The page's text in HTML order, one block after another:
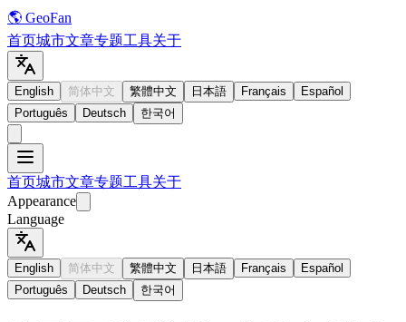
🌎 GeoFan
首页城市文章专题工具关于
English 简体中文 繁體中文 日本語 Français
Español
Português
Deutsch 한국어
首页城市文章专题工具关于
Appearance
Language
English 简体中文 繁體中文 日本語 Français
Español
Português
Deutsch 한국어